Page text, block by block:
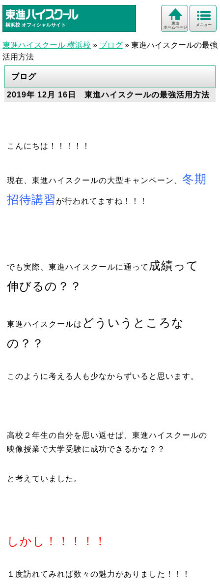
横浜校 オフィシャルサイト メニュー
東進
ホームページ
東進ハイスクール 横浜校 » ブログ » 東進ハイスクールの最強
活用方法
ブログ
2019年 12月 16日 東進ハイスクールの最強活用方法
こんにちは！！！！！
現在、東進ハイスクールの大型キャンペーン、 冬期
招待講習 が行われてますね！！！
でも実際、東進ハイスクールに通って 成績って
伸びるの？？
東進ハイスクールは どういうところな
の？？
このように考える人も少なからずいると思います。
高校２年生の自分を思い返せば、東進ハイスクールの
映像授業で大学受験に成功できるかな？？
と考えていました。
しかし！！！！！
１度訪れてみれば数々の魅力がありました！！！